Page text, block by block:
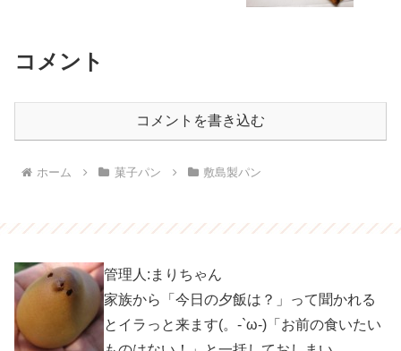
コメント
コメントを書き込む
ホーム 菓子パン 敷島製パン
管理人:まりちゃん
家族から「今日の夕飯は？」って聞かれる
とイラっと来ます(。-`ω-)「お前の食いたい